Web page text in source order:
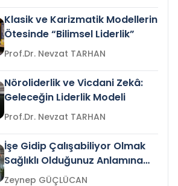
Klasik ve Karizmatik Modellerin
Ötesinde “Bilimsel Liderlik”
Prof.Dr. Nevzat TARHAN
Nöroliderlik ve Vicdani Zekâ:
Geleceğin Liderlik Modeli
Prof.Dr. Nevzat TARHAN
İşe Gidip Çalışabiliyor Olmak
Sağlıklı Olduğunuz Anlamına
Gelir mi?Zeynep GÜÇLÜCAN